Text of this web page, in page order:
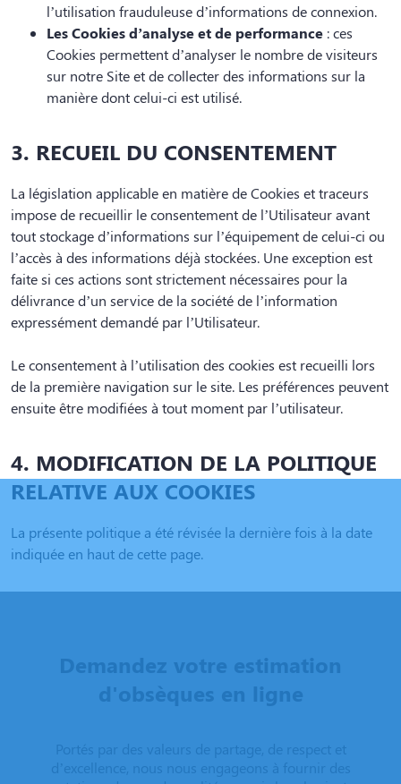
l’utilisation frauduleuse d’informations de connexion.
Les Cookies d’analyse et de performance : ces
Cookies permettent d’analyser le nombre de visiteurs
sur notre Site et de collecter des informations sur la
manière dont celui-ci est utilisé.
3. RECUEIL DU CONSENTEMENT
La législation applicable en matière de Cookies et traceurs
impose de recueillir le consentement de l’Utilisateur avant
tout stockage d’informations sur l’équipement de celui-ci ou
l’accès à des informations déjà stockées. Une exception est
faite si ces actions sont strictement nécessaires pour la
délivrance d’un service de la société de l’information
expressément demandé par l’Utilisateur.
Le consentement à l’utilisation des cookies est recueilli lors
de la première navigation sur le site. Les préférences peuvent
ensuite être modifiées à tout moment par l’utilisateur.
4. MODIFICATION DE LA POLITIQUE
RELATIVE AUX COOKIES
La présente politique a été révisée la dernière fois à la date
indiquée en haut de cette page.
Demandez votre estimation
d'obsèques en ligne
Portés par des valeurs de partage, de respect et
d’excellence, nous nous engageons à fournir des